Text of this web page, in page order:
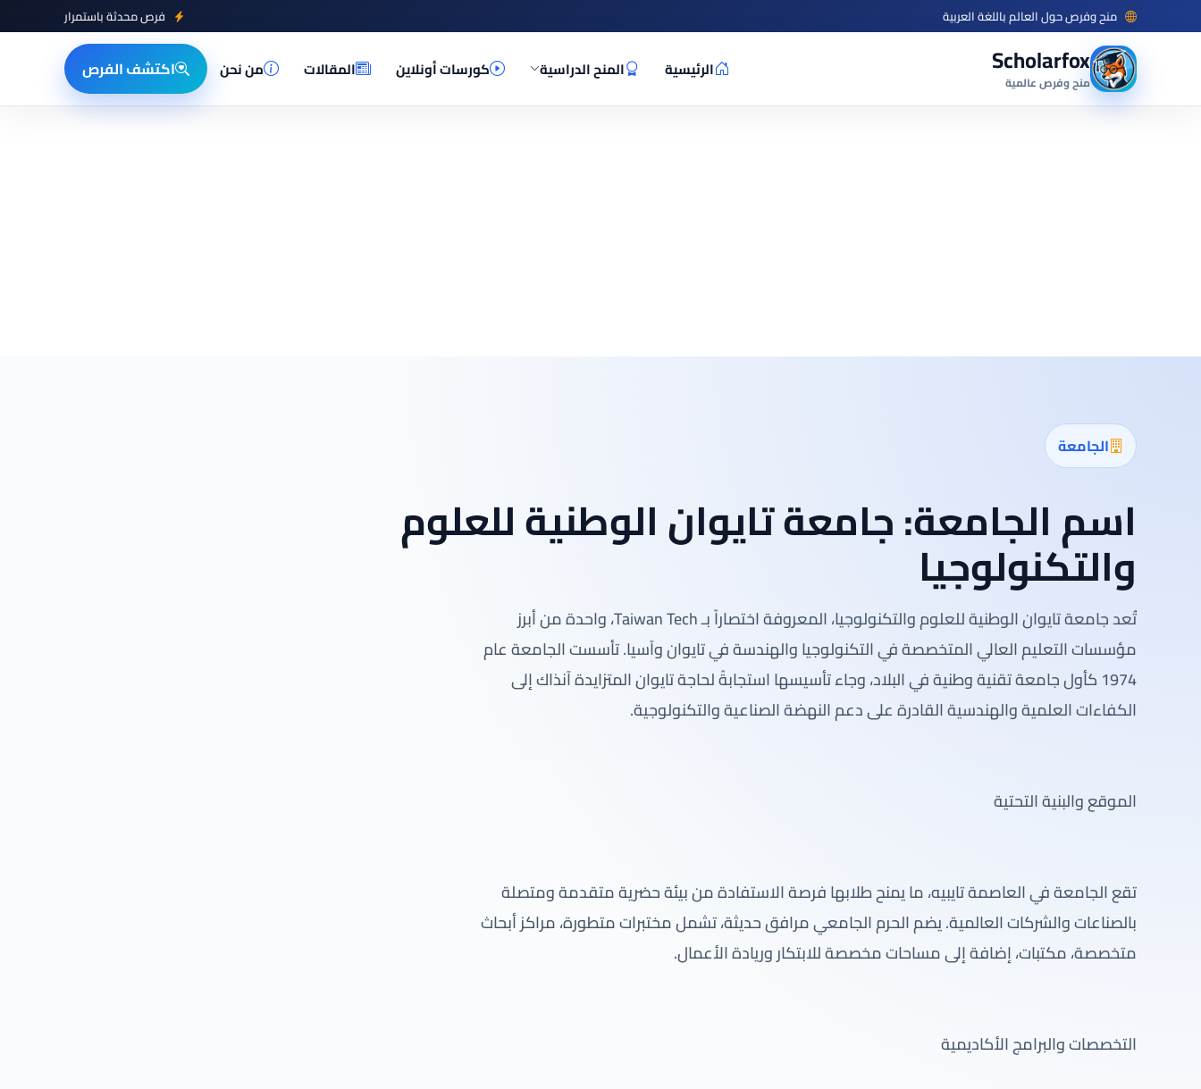
منح وفرص حول العالم باللغة العربية فرص محدثة باستمرار
Scholarfox
منح وفرص عالمية
الرئيسية المنح الدراسية كورسات أونلاين المقالات من نحن اكتشف الفرص
الجامعة
اسم الجامعة:جامعة تايوان الوطنية للعلوم
والتكنولوجيا
تُعد جامعة تايوان الوطنية للعلوم والتكنولوجيا، المعروفة اختصاراً بـ Taiwan Tech، واحدة من أبرز
مؤسسات التعليم العالي المتخصصة في التكنولوجيا والهندسة في تايوان وآسيا. تأسست الجامعة عام
1974 كأول جامعة تقنية وطنية في البلاد، وجاء تأسيسها استجابةً لحاجة تايوان المتزايدة آنذاك إلى
الكفاءات العلمية والهندسية القادرة على دعم النهضة الصناعية والتكنولوجية.
الموقع والبنية التحتية
تقع الجامعة في العاصمة تايبيه، ما يمنح طلابها فرصة الاستفادة من بيئة حضرية متقدمة ومتصلة
بالصناعات والشركات العالمية. يضم الحرم الجامعي مرافق حديثة، تشمل مختبرات متطورة، مراكز أبحاث
متخصصة، مكتبات، إضافة إلى مساحات مخصصة للابتكار وريادة الأعمال.
التخصصات والبرامج الأكاديمية